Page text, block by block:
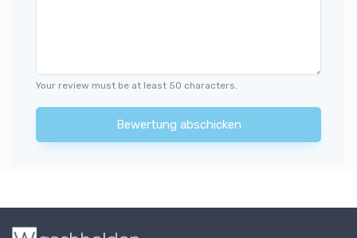
Your review must be at least 50 characters.
Bewertung abschicken